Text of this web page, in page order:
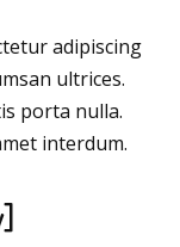
adipiscing
ultrices.
porta nulla.
interdum.